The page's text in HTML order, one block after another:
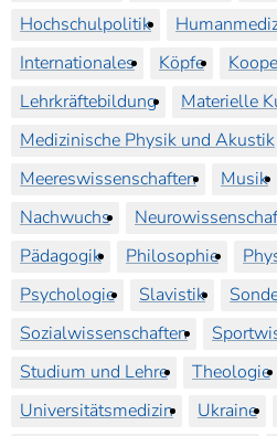
Hochschulpolitik
Internationales
Köpfe
Lehrkräftebildung
Materielle
Medizinische Physik und Akustik
Meereswissenschaften
Musik
Nachwuchs
Pädagogik
Philosophie
Psychologie
Slavistik
Sozialwissenschaften
Studium und Lehre
Theologie
Universitätsmedizin
Ukraine